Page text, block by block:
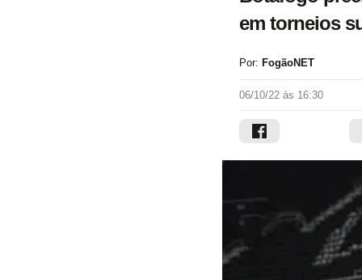
em torneios
Por: FogãoNET
06/10/22 às 16:30